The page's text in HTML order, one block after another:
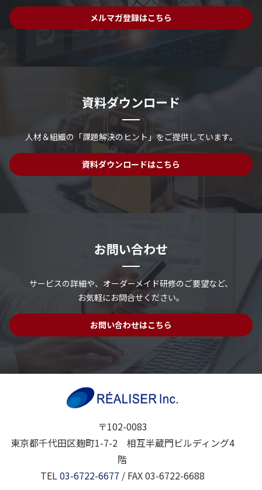
メルマガ登録はこちら
資料ダウンロード
人材＆組織の「課題解決のヒント」をご提供しています。
資料ダウンロードはこちら
お問い合わせ
サービスの詳細や、 オーダーメイド研修のご要望など、
お気軽にお問合せください。
お問い合わせはこちら
〒102-0083
東京都千代田区麹町1-7-2 相互半蔵門ビルディング4
階
TEL03-6722-6677 / FAX 03-6722-6688